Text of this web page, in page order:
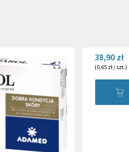
38,90 zł
(0,65 zł/szt.)